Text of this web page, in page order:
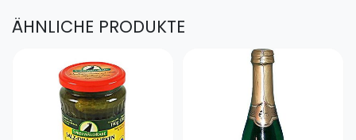
ÄHNLICHE PRODUKTE